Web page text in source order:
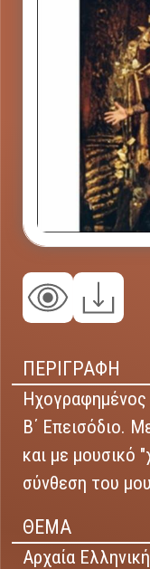
ΠΕΡΙΓΡΑΦΗ
Β΄ Επεισόδιο.
και με μουσικό
σύνθεση του
ΘΕΜΑ
Αρχαία